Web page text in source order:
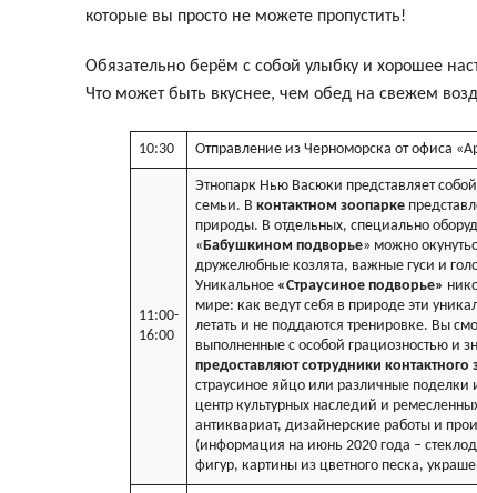
которые вы просто не можете пропустить!
Обязательно берём с собой улыбку и хорошее
Что может быть вкуснее, чем обед на свежем
10:30 Отправление из Черноморска от офиса
11:00-
16:00
Этнопарк Нью Васюки представляет
семьи. В контактном зоопарке
природы. В отдельных, специально
«Бабушкином подворье» можно
дружелюбные козлята, важные гуси и
Уникальное «Страусиное подворье»
мире: как ведут себя в природе эти
летать и не поддаются тренировке. Вы
выполненные с особой грациозностью и
предоставляют сотрудники контактного
страусиное яйцо или различные поделки
центр культурных наследий и
антиквариат, дизайнерские работы и
(информация на июнь 2020 года –
фигур, картины из цветного песка,